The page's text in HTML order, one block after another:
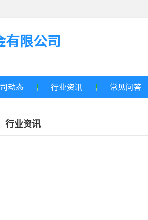
有限公司
动态 行业资讯 常见问答
行业资讯